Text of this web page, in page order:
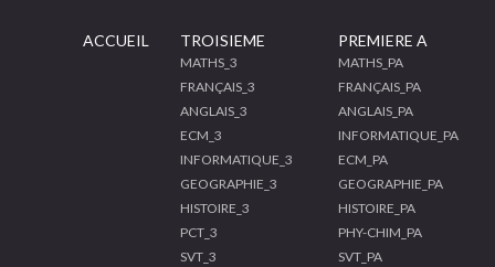
ACCUEIL TROISIEME
MATHS_3
FRANÇAIS_3
ANGLAIS_3
ECM_3
INFORMATIQUE_3
GEOGRAPHIE_3
HISTOIRE_3
PCT_3
SVT_3
PREMIERE A
MATHS_PA
FRANÇAIS_PA
ANGLAIS_PA
INFORMATIQUE_PA
ECM_PA
GEOGRAPHIE_PA
HISTOIRE_PA
PHY-CHIM_PA
SVT_PA